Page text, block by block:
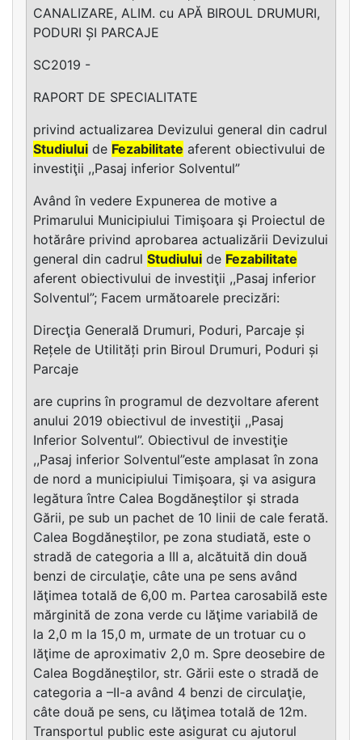
CANALIZARE, ALIM. cu APĂ BIROUL DRUMURI,
PODURI ȘI PARCAJE
SC2019 -
RAPORT DE SPECIALITATE
privind actualizarea Devizului general din cadrul
Studiului de Fezabilitate aferent obiectivului de
investiţii ,,Pasaj inferior Solventul”
Având în vedere Expunerea de motive a
Primarului Municipiului Timişoara şi Proiectul de
hotărâre privind aprobarea actualizării Devizului
general din cadrul Studiului de Fezabilitate
aferent obiectivului de investiţii ,,Pasaj inferior
Solventul”; Facem următoarele precizări:
Direcţia Generală Drumuri, Poduri, Parcaje și
Rețele de Utilități prin Biroul Drumuri, Poduri și
Parcaje
are cuprins în programul de dezvoltare aferent
anului 2019 obiectivul de investiţii ,,Pasaj
Inferior Solventul”. Obiectivul de investiţie
,,Pasaj inferior Solventul”este amplasat în zona
de nord a municipiului Timişoara, şi va asigura
legătura între Calea Bogdăneştilor şi strada
Gării, pe sub un pachet de 10 linii de cale ferată.
Calea Bogdăneştilor, pe zona studiată, este o
stradă de categoria a III a, alcătuită din două
benzi de circulaţie, câte una pe sens având
lăţimea totală de 6,00 m. Partea carosabilă este
mărginită de zona verde cu lăţime variabilă de
la 2,0 m la 15,0 m, urmate de un trotuar cu o
lăţime de aproximativ 2,0 m. Spre deosebire de
Calea Bogdăneştilor, str. Gării este o stradă de
categoria a –II-a având 4 benzi de circulaţie,
câte două pe sens, cu lăţimea totală de 12m.
Transportul public este asigurat cu ajutorul